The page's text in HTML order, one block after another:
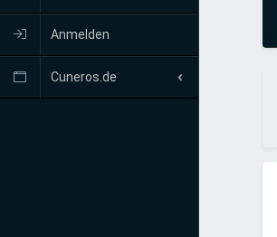
Anmelden
Cuneros.de